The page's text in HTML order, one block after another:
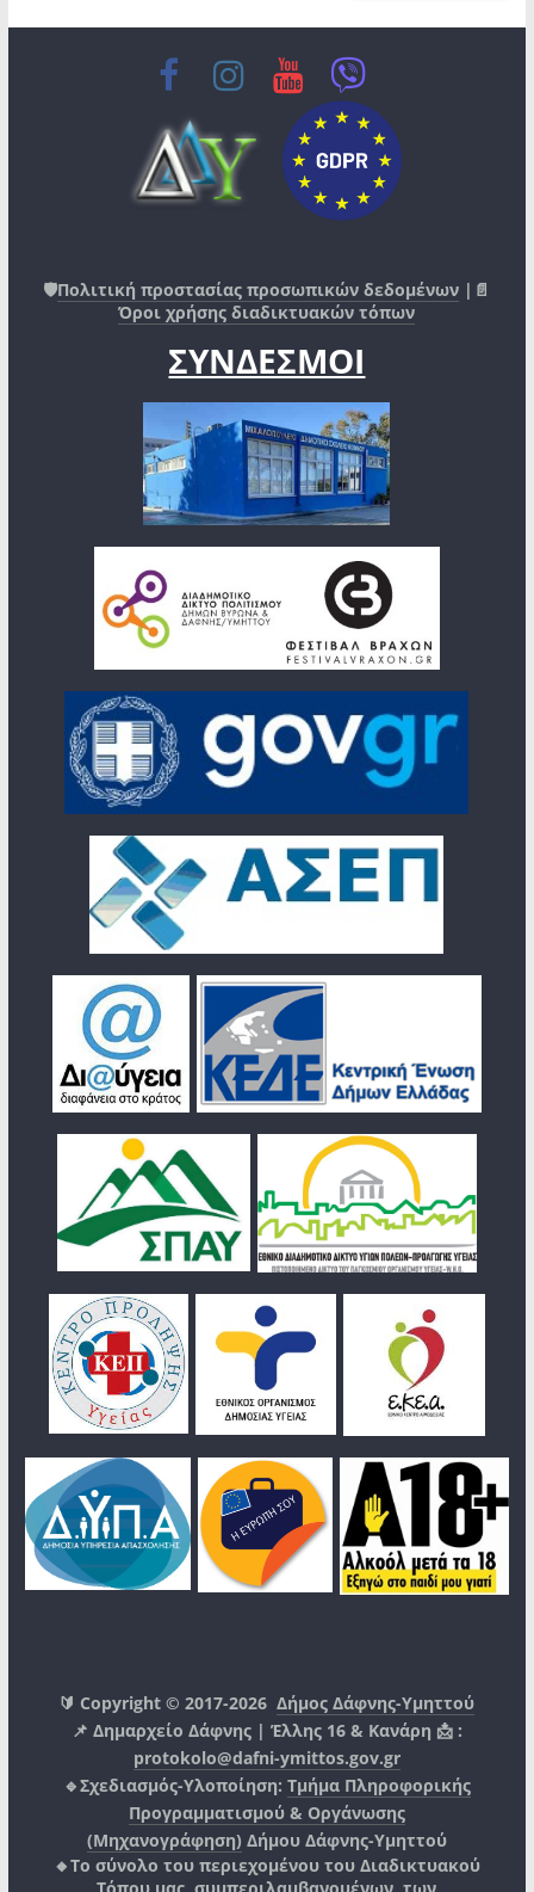
🛡️Πολιτική προστασίας προσωπικών δεδομένων |📄
Όροι χρήσης διαδικτυακών τόπων
ΣΥΝΔΕΣΜΟΙ
🔰 Copyright © 2017-2026Δήμος Δάφνης-Υμηττού
📌 Δημαρχείο Δάφνης | Έλλης 16 & Κανάρη 📩 :
protokolo@dafni-ymittos.gov.gr
🔹Σχεδιασμός-Υλοποίηση: Τμήμα Πληροφορικής
Προγραμματισμού & Οργάνωσης
(Μηχανογράφηση) Δήμου Δάφνης-Υμηττού
🔸Το σύνολο του περιεχομένου του Διαδικτυακού